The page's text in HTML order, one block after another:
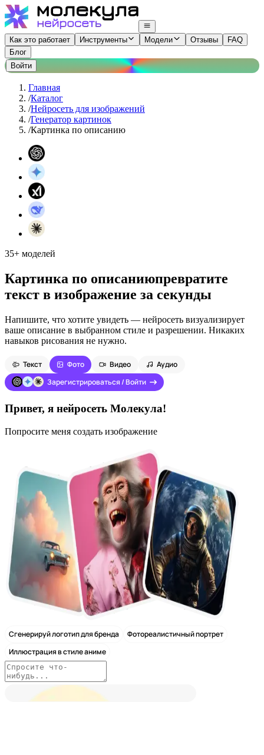
Как это работает Инструменты Модели Отзывы
FAQ
Блог
Войти
Главная
/Каталог
/Нейросеть для изображений
/Генератор картинок
/Картинка по описанию
35+ моделей
Картинка по описаниюпревратите
текст в изображение за секунды
Напишите, что хотите увидеть — нейросеть визуализирует
ваше описание в выбранном стиле и разрешении. Никаких
навыков рисования не нужно.
Текст Фото Видео
Аудио
Зарегистрироваться / Войти
Привет, я нейросеть Молекула!
Попросите меня создать изображение
Сгенерируй логотип для бренда
Фотореалистичный портрет
Иллюстрация в стиле аниме